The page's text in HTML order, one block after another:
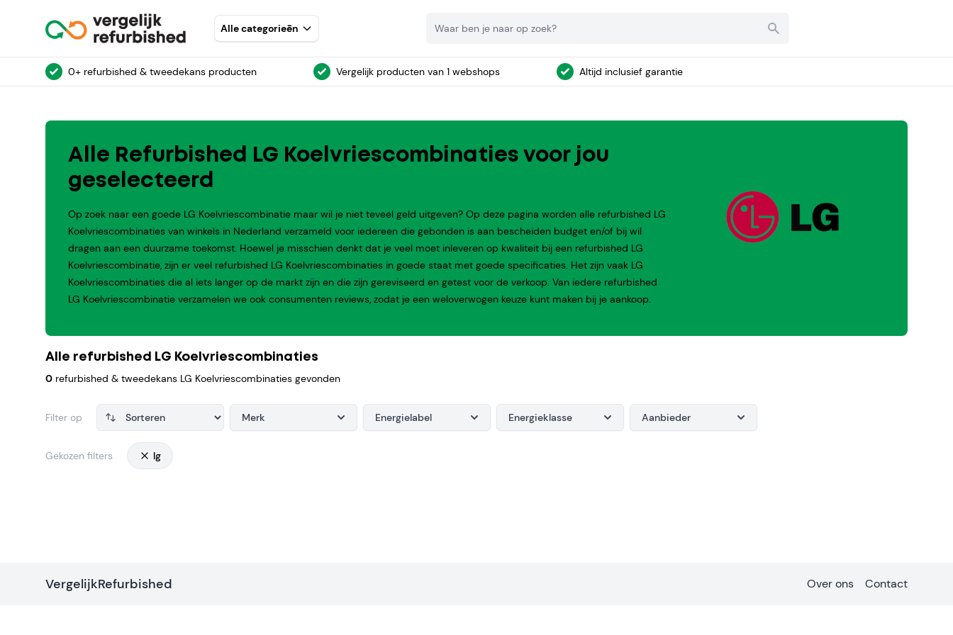
Alle categorieēn
0+ refurbished & tweedekans producten Vergelijk producten van 1 webshops Altijd inclusief garantie
Alle Refurbished LG Koelvriescombinaties voor jou
geselecteerd
Op zoek naar een goede LG Koelvriescombinatie maar wil je niet teveel geld uitgeven? Op deze pagina worden alle refurbished LG
Koelvriescombinaties van winkels in Nederland verzameld voor iedereen die gebonden is aan bescheiden budget en/of bij wil
dragen aan een duurzame toekomst. Hoewel je misschien denkt dat je veel moet inleveren op kwaliteit bij een refurbished LG
Koelvriescombinatie, zijn er veel refurbished LG Koelvriescombinaties in goede staat met goede specificaties. Het zijn vaak LG
Koelvriescombinaties die al iets langer op de markt zijn en die zijn gereviseerd en getest voor de verkoop. Van iedere refurbished
LG Koelvriescombinatie verzamelen we ook consumenten reviews, zodat je een weloverwogen keuze kunt maken bij je aankoop.
Alle refurbished LG Koelvriescombinaties
0 refurbished & tweedekans LG Koelvriescombinaties gevonden
Filter op Merk Energielabel Energieklasse Aanbieder
Gekozen filters lg
VergelijkRefurbished Over ons Contact